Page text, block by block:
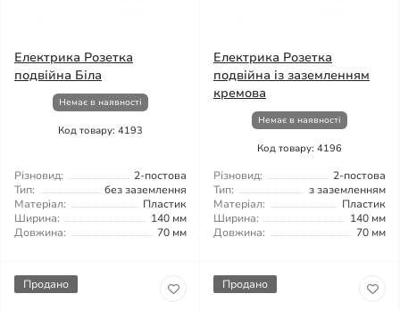
Електрика Розетка
подвійна Біла
Немає в наявності
Код товару: 4193
Різновид:
2-постова
Тип:
без заземлення
Матеріал:
Пластик
Ширина:
140 мм
Довжина:
70 мм
Електрика Розетка
подвійна із заземленням
кремова
Немає в наявності
Код товару: 4196
Різновид:
2-постова
Тип:
з заземленням
Матеріал:
Пластик
Ширина:
140 мм
Довжина:
70 мм
Продано Продано